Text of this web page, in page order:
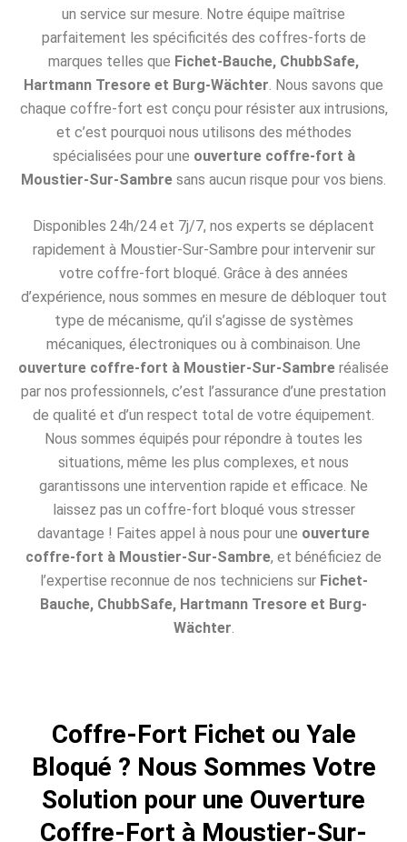
un service sur mesure. Notre équipe maîtrise
parfaitement les spécificités des coffres-forts de
marques telles que Fichet-Bauche, ChubbSafe,
Hartmann Tresore et Burg-Wächter . Nous savons que
chaque coffre-fort est conçu pour résister aux intrusions,
et c’est pourquoi nous utilisons des méthodes
spécialisées pour une ouverture coffre-fort à
Moustier-Sur-Sambre sans aucun risque pour vos biens.
Disponibles 24h/24 et 7j/7, nos experts se déplacent
rapidement à Moustier-Sur-Sambre pour intervenir sur
votre coffre-fort bloqué. Grâce à des années
d’expérience, nous sommes en mesure de débloquer tout
type de mécanisme, qu’il s’agisse de systèmes
mécaniques, électroniques ou à combinaison. Une
ouverture coffre-fort à Moustier-Sur-Sambre réalisée
par nos professionnels, c’est l’assurance d’une prestation
de qualité et d’un respect total de votre équipement.
Nous sommes équipés pour répondre à toutes les
situations, même les plus complexes, et nous
garantissons une intervention rapide et efficace. Ne
laissez pas un coffre-fort bloqué vous stresser
davantage ! Faites appel à nous pour une ouverture
coffre-fort à Moustier-Sur-Sambre, et bénéficiez de
l’expertise reconnue de nos techniciens sur Fichet-
Bauche, ChubbSafe, Hartmann Tresore et Burg-
Wächter.
Coffre-Fort Fichet ou Yale
Bloqué ? Nous Sommes Votre
Solution pour une Ouverture
Coffre-Fort à Moustier-Sur-